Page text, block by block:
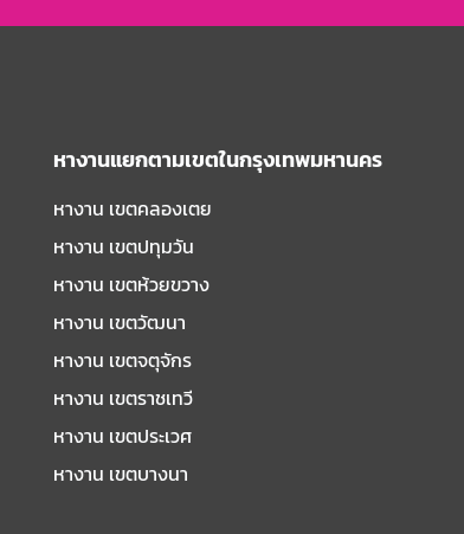
หางานแยกตามเขตในกรุงเทพมหานคร
หางาน เขตคลองเตย
หางาน เขตปทุมวัน
หางาน เขตห้วยขวาง
หางาน เขตวัฒนา
หางาน เขตจตุจักร
หางาน เขตราชเทวี
หางาน เขตประเวศ
หางาน เขตบางนา